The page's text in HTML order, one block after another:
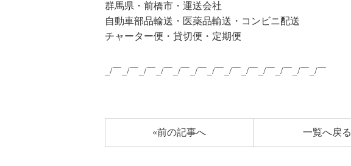
群馬県・前橋市・運送会社
自動車部品輸送・医薬品輸送・コンビニ配送
チャーター便・貸切便・定期便
_/￣_/￣_/￣_/￣_/￣_/￣_/￣_/￣_/￣_/￣_/￣_/￣_/￣
«前の記事へ 一覧へ戻る